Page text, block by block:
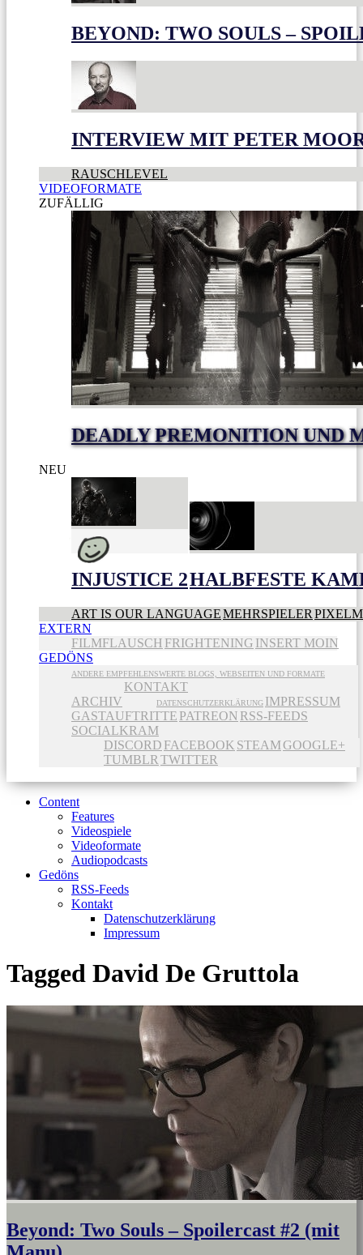
BEYOND: TWO SOULS –
INTERVIEW MIT PETER
RAUSCHLEVEL
VIDEOFORMATE
ZUFÄLLIG
DEADLY PREMONITION UND
NEU
INJUSTICE 2HALBFESTE
ART IS OUR LANGUAGEMEHRSPIELER
EXTERN
FILMFLAUSCH FRIGHTENING INSERT MOIN
GEDÖNS
ANDERE EMPFEHLENSWERTE BLOGS, WEBSEITEN UND FORMATE
ARCHIV
KONTAKT
DATENSCHUTZERKLÄRUNG IMPRESSUM
GASTAUFTRITTE PATREON RSS-FEEDS
SOCIALKRAM
DISCORD FACEBOOK STEAMGOOGLE+
TUMBLR TWITTER
Content
Features
Videospiele
Videoformate
Audiopodcasts
Gedöns
RSS-Feeds
Kontakt
Datenschutzerklärung
Impressum
Tagged David De Gruttola
Beyond: Two Souls – Spoilercast #2 (mit